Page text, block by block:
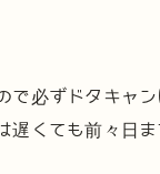
で必ずドタキャ
遅くても前々日